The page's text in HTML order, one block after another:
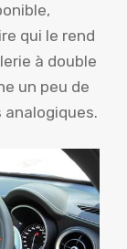
qui le rend
à double
un peu de